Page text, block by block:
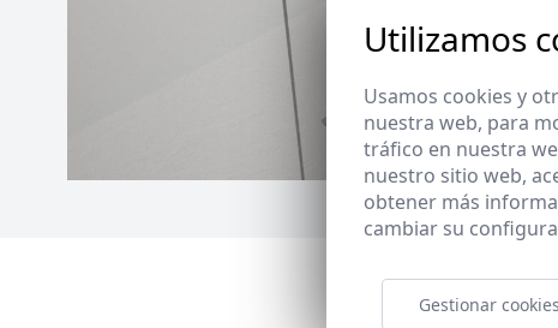
Utilizamos
Usamos cookies y
nuestra web, para
tráfico en nuestra
nuestro sitio web,
obtener más
cambiar su
Gestionar cookies